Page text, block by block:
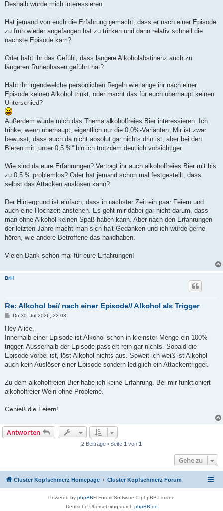
Deshalb würde mich interessieren:
Hat jemand von euch die Erfahrung gemacht, dass er nach einer Episode
zu früh wieder angefangen hat zu trinken und dann relativ schnell die
nächste Episode kam?
Oder habt ihr das Gefühl, dass längere Alkoholabstinenz auch zu
längeren Ruhephasen geführt hat?
Habt ihr irgendwelche persönlichen Regeln wie lange ihr nach einer
Episode keinen Alkohol trinkt, oder macht das für euch überhaupt keinen
Unterschied?
Außerdem würde mich das Thema alkoholfreies Bier interessieren. Ich
trinke, wenn überhaupt, eigentlich nur die 0,0%-Varianten. Mir ist zwar
bewusst, dass auch da nicht absolut gar nichts drin ist, aber bei den
Bieren mit „unter 0,5 %“ bin ich trotzdem deutlich vorsichtiger.
Wie sind da eure Erfahrungen? Vertragt ihr auch alkoholfreies Bier mit bis
zu 0,5 % problemlos? Oder hat jemand schon mal festgestellt, dass
selbst das Attacken auslösen kann?
Der Hintergrund ist einfach, dass in nächster Zeit ein paar Feiern und
auch eine Hochzeit anstehen. Es geht mir dabei gar nicht darum, dass
man ohne Alkohol keinen Spaß haben kann. Aber nach den Erfahrungen
der letzten Jahre macht man sich halt Gedanken und ich würde gerne
hören, wie andere Betroffene das handhaben.
Vielen Dank schon mal für eure Erfahrungen!
BrH
Re: Alkohol bei/ nach einer Episode// Alkohol als Trigger
B
i
r
a
g
Do 30. Jul 2026, 22:03
Hey Alice,
Innerhalb einer Episode ist Alkohol schon in kleinster Menge ein 100%
trigger. Ausserhalb der Episode passiert rein gar nichts. Sobald die
Episode vorbei ist, löst Alkohol nichts aus. Soweit ich weiß ist Alkohol
auch kein Auslöser einer Episode sondern lediglich ein Attackentrigger.
Zu dem alkoholfreien Bier habe ich keine Erfahrung. Bei mir funktioniert
alkoholfreier Wein ohne Probleme.
Genieß die Feiern!
Antworten
2 Beiträge • Seite 1 von 1
Gehe zu
Cluster Kopfschmerz Homepage Cluster Kopfschmerz Forum
Powered by phpBB® Forum Software © phpBB Limited
Deutsche Übersetzung durch phpBB.de